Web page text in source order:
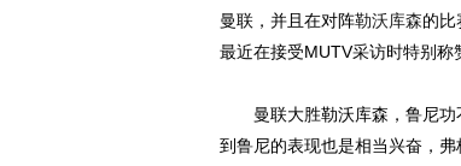
曼联，并且在对阵勒沃库森的比
最近在接受MUTV采访时特别称
曼联大胜勒沃库森，鲁尼功
到鲁尼的表现也是相当兴奋，